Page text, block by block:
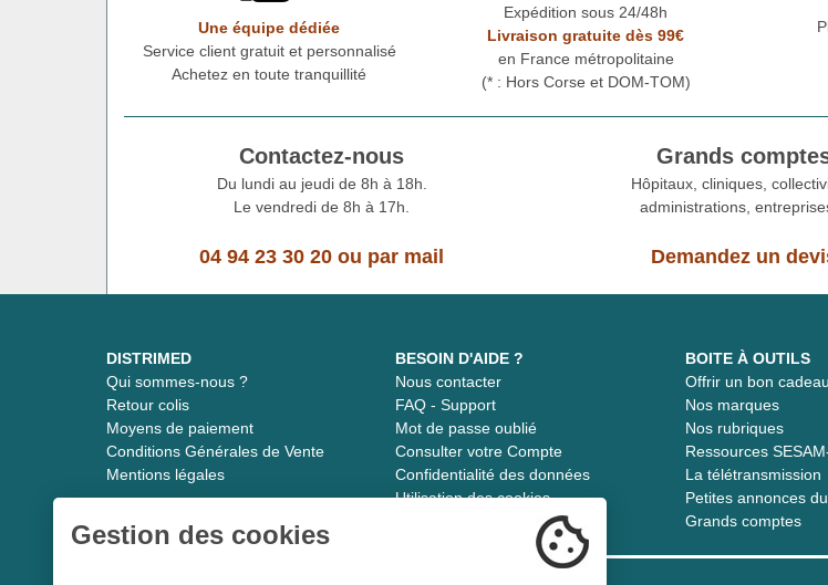
Une équipe dédiée
Service client gratuit et personnalisé
Achetez en toute tranquillité
Expédition sous 24/48h
Livraison gratuite dès 99€
en France métropolitaine
(* : Hors Corse et DOM-TOM)
Contactez-nous
Du lundi au jeudi de 8h à 18h.
Le vendredi de 8h à 17h.
04 94 23 30 20 ou par mail
Grands
Hôpitaux, cliniques,
administrations,
Demandez un
DISTRIMED
Qui sommes-nous ?
Retour colis
Moyens de paiement
Conditions Générales de Vente
Mentions légales
BESOIN D'AIDE ?
Nous contacter
FAQ - Support
Mot de passe oublié
Consulter votre Compte
Confidentialité des données
Utilisation des cookies
BOITE À OUTILS
Offrir un bon cadeau
Nos marques
Nos rubriques
Ressources
La télétransmission
Petites annonces
Grands comptes
Gestion des cookies